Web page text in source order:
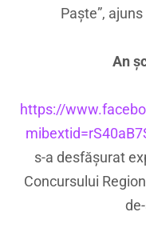
Paște”,
An
https://
s-a desfășurat
Concursului